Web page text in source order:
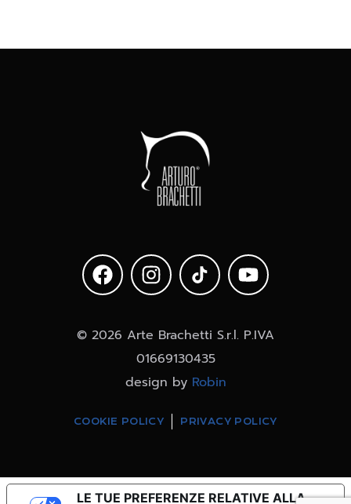
© 2026 Arte Brachetti S.r.l. P.IVA
01669130435
design by Robin
COOKIE POLICY PRIVACY POLICY
LE TUE PREFERENZE RELATIVE ALLA